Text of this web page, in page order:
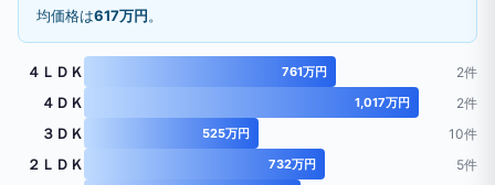
均価格は617万円。
４ＬＤＫ 761万円 2件
４ＤＫ 1,017万円 2件
３ＤＫ 525万円 10件
２ＬＤＫ 732万円 5件